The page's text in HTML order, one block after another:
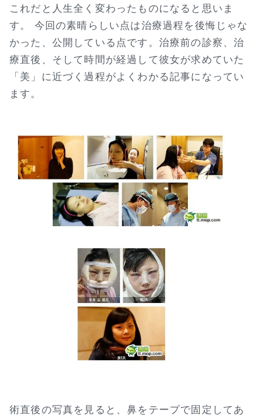
これだと人生全く変わったものになると思いま
す。 今回の素晴らしい点は治療過程を後悔じゃな
かった、公開している点です。治療前の診察、治
療直後、そして時間が経過して彼女が求めていた
「美」に近づく過程がよくわかる記事になってい
ます。
術直後の写真を見ると、鼻をテープで固定してあ